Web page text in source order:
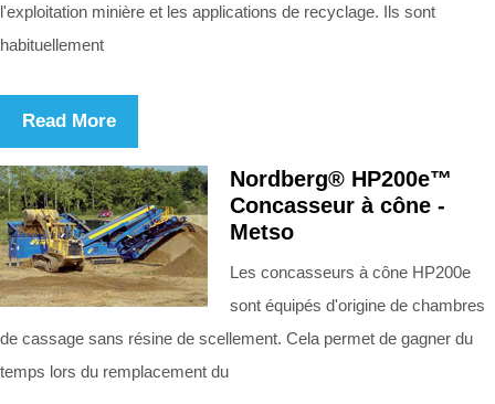
l'exploitation minière et les applications de recyclage. Ils sont
habituellement
Read More
Nordberg® HP200e™
Concasseur à cône -
Metso
Les concasseurs à cône HP200e
sont équipés d'origine de chambres
de cassage sans résine de scellement. Cela permet de gagner du
temps lors du remplacement du